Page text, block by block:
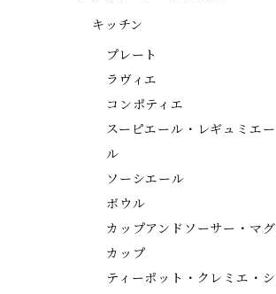
キッチン
プレート
ラヴィエ
コンポティエ
スーピエール・レギュミエー
ル
ソーシエール
ボウル
カップアンドソーサー・マグ
カップ
ティーポット・クレミエ・シ